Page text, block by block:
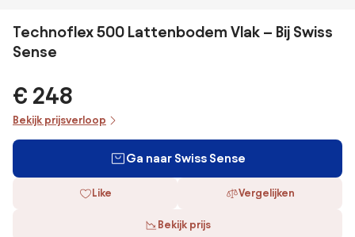
Technoflex 500 Lattenbodem Vlak – Bij Swiss
Sense
€ 248
Bekijk prijsverloop
Ga naar Swiss Sense
Like Vergelijken
Bekijk prijs